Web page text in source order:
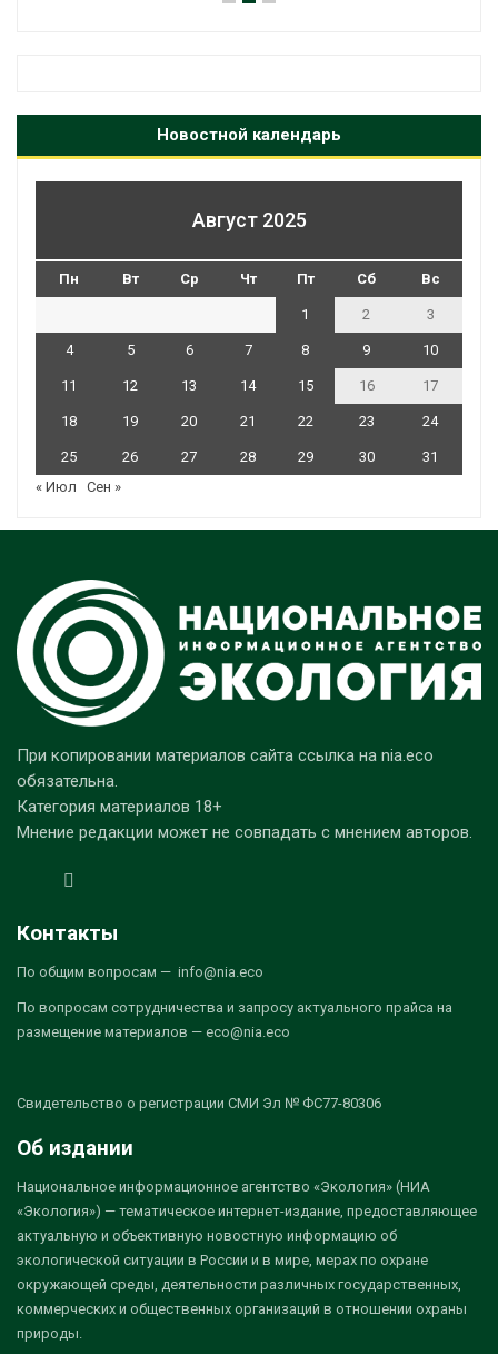
Новостной календарь
Август 2025
Пн Вт Ср Чт Пт Сб Вс
1 2 3
4 5 6 7 8 9 10
11 12 13 14 15 16 17
18 19 20 21 22 23 24
25 26 27 28 29 30
31
« Июл
Сен »
При копировании материалов сайта ссылка на nia.eco
обязательна.
Категория материалов 18+
Мнение редакции может не совпадать с мнением авторов.
Контакты
По общим вопросам — info@nia.eco
По вопросам сотрудничества и запросу актуального прайса на
размещение материалов — eco@nia.eco
Свидетельство о регистрации СМИ Эл № ФС77-80306
Об издании
Национальное информационное агентство «Экология» (НИА
«Экология») — тематическое интернет-издание, предоставляющее
актуальную и объективную новостную информацию об
экологической ситуации в России и в мире, мерах по охране
окружающей среды, деятельности различных государственных,
коммерческих и общественных организаций в отношении охраны
природы.